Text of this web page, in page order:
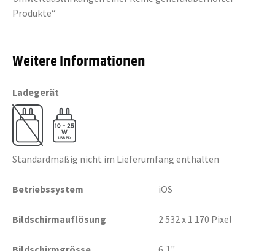
Produkte“
Weitere Informationen
Ladegerät
Standardmäßig nicht im Lieferumfang enthalten
Betriebssystem iOS
Bildschirmauflösung 2 532 x 1 170 Pixel